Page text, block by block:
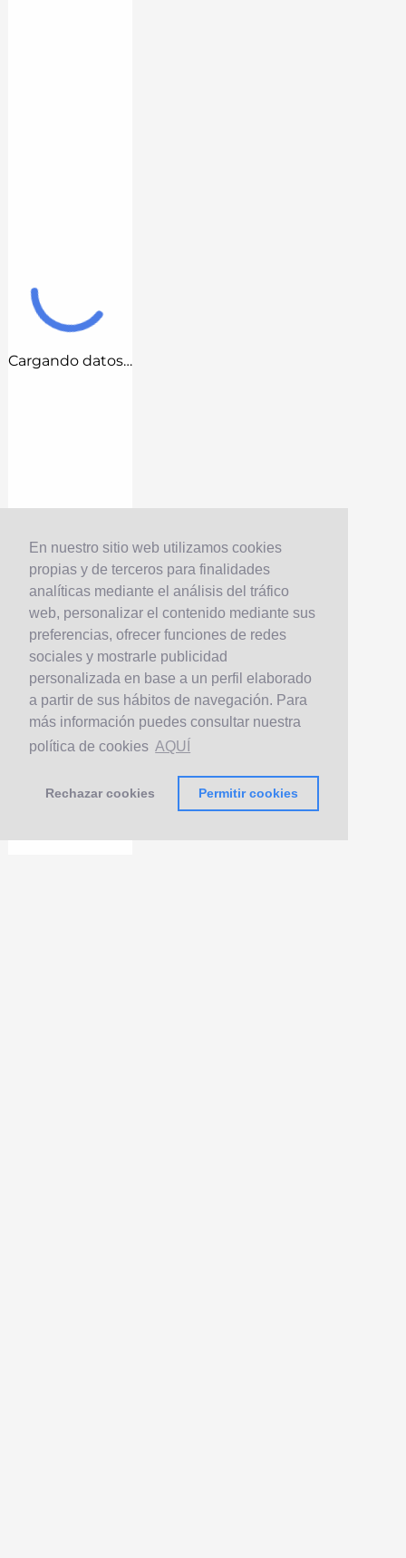
En nuestro sitio web utilizamos cookies
propias y de terceros para finalidades
analíticas mediante el análisis del tráfico
web, personalizar el contenido mediante sus
preferencias, ofrecer funciones de redes
sociales y mostrarle publicidad
personalizada en base a un perfil elaborado
a partir de sus hábitos de navegación. Para
más información puedes consultar nuestra
política de cookies AQUÍ
Rechazar cookies Permitir cookies
Cargando datos…